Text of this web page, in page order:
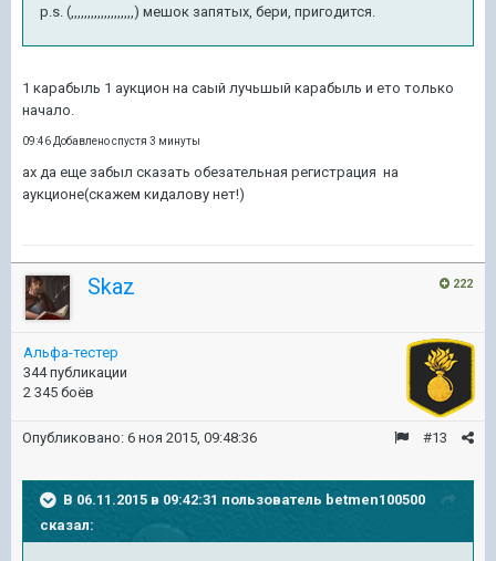
p.s. (,,,,,,,,,,,,,,,,,,,) мешок запятых, бери, пригодится.
1 карабыль 1 аукцион на саый лучьшый карабыль и ето только
начало.
09:46 Добавлено спустя 3 минуты
ах да еще забыл сказать обезательная регистрация на
аукционе(скажем кидалову нет!)
222
Skaz
Альфа-тестер
344 публикации
2 345 боёв
#13
Опубликовано: 6 ноя 2015, 09:48:36
В 06.11.2015 в 09:42:31 пользователь betmen100500
сказал: